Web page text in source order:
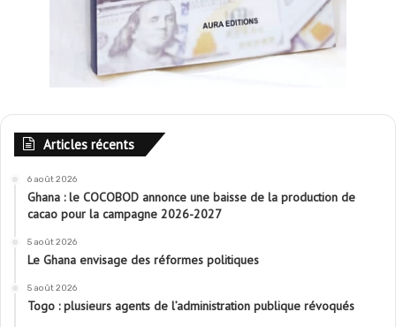
Articles récents
6 août 2026
Ghana : le COCOBOD annonce une baisse de la production de
cacao pour la campagne 2026-2027
5 août 2026
Le Ghana envisage des réformes politiques
5 août 2026
Togo : plusieurs agents de l’administration publique révoqués